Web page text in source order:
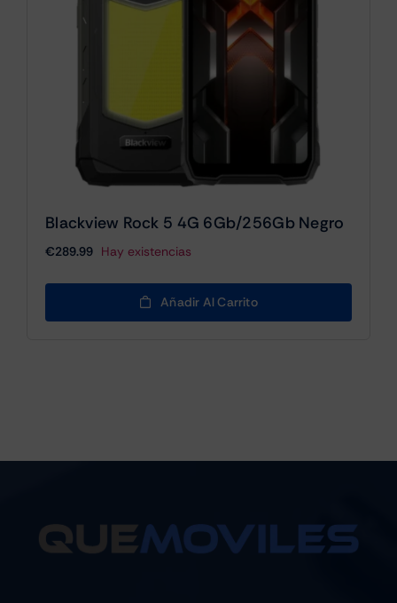
Blackview Rock 5 4G 6Gb/256Gb Negro
€289.99 Hay existencias
Añadir Al Carrito